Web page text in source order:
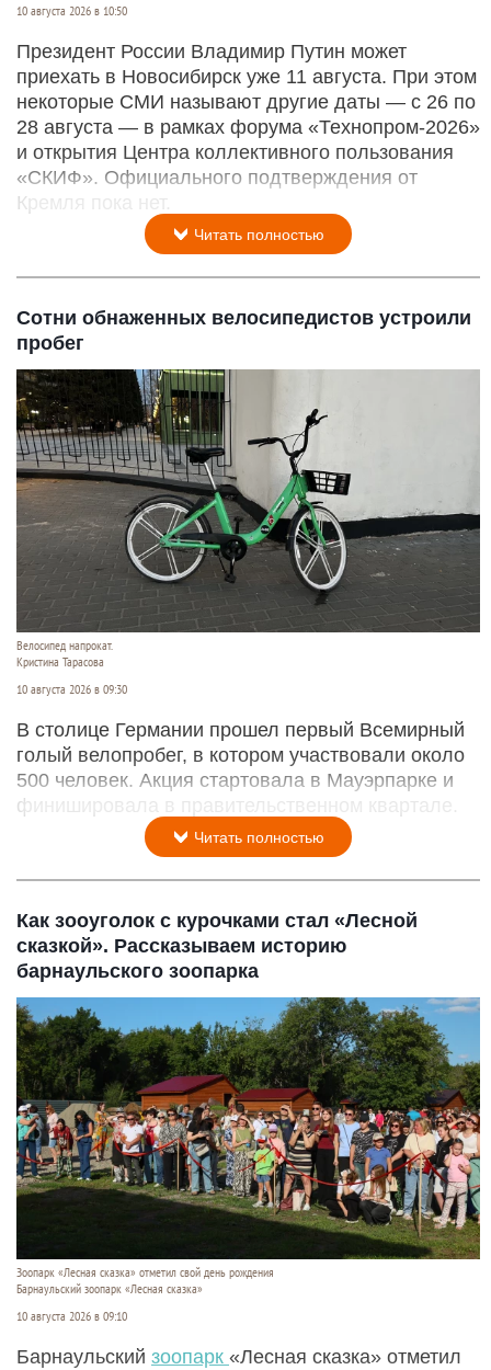
10 августа 2026 в 10:50
Президент России Владимир Путин может
приехать в Новосибирск уже 11 августа. При этом
некоторые СМИ называют другие даты — с 26 по
28 августа — в рамках форума «Технопром-2026»
и открытия Центра коллективного пользования
«СКИФ». Официального подтверждения от
Кремля пока нет.
Читать полностью
Сотни обнаженных велосипедистов устроили
пробег
Велосипед напрокат.
Кристина Тарасова
10 августа 2026 в 09:30
В столице Германии прошел первый Всемирный
голый велопробег, в котором участвовали около
500 человек. Акция стартовала в Мауэрпарке и
финишировала в правительственном квартале.
Читать полностью
Как зооуголок с курочками стал «Лесной
сказкой». Рассказываем историю
барнаульского зоопарка
Зоопарк «Лесная сказка» отметил свой день рождения
Барнаульский зоопарк «Лесная сказка»
10 августа 2026 в 09:10
Барнаульский зоопарк «Лесная сказка» отметил